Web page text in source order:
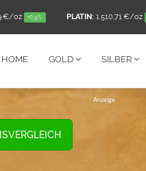
€/oz +0,9% PLATIN: 1.510,71 €/oz
HOME GOLD SILBER
Anzeige